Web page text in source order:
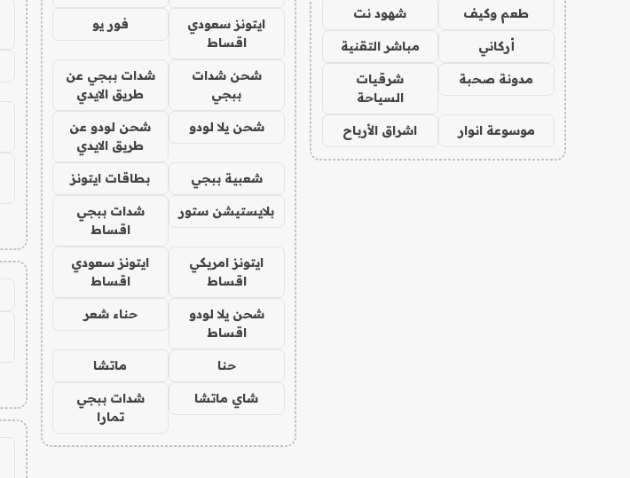
طعم وكيف شهود نت
أركاني مباشر التقنية
مدونة صحبة
شرقيات
السياحة
موسوعة انوار اشراق الأرباح
ايتونز سعودي
اقساط
فور يو
شحن شدات
ببجي
شدات ببجي عن
طريق الايدي
شحن يلا لودو
شحن لودو عن
طريق الايدي
شعبية ببجي بطاقات ايتونز
بلايستيشن ستور
شدات ببجي
اقساط
ايتونز امريكي
اقساط
ايتونز سعودي
اقساط
شحن يلا لودو
اقساط
حناء شعر
حنا ماتشا
شاي ماتشا
شدات ببجي
تمارا